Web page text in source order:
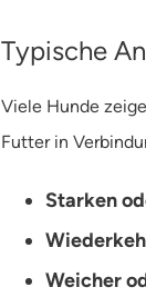
Typische
Viele Hunde
Futter in
Starken
Weicher